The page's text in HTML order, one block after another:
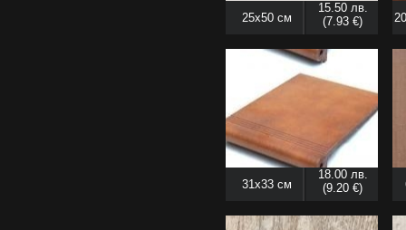
25x50 см
15.50 лв.
(7.93 €)
31x33 см
18.00 лв.
(9.20 €)